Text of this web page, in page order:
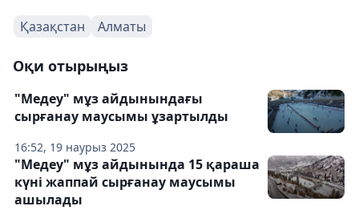
Қазақстан Алматы
Оқи отырыңыз
16:52, 19 наурыз 2025
"Медеу" мұз айдынындағы
сырғанау маусымы ұзартылды
"Медеу" мұз айдынында 15 қараша
күні жаппай сырғанау маусымы
ашылады